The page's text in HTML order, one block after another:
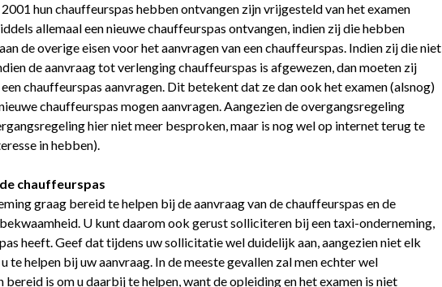
hun chauffeurspas hebben ontvangen zijn vrijgesteld van het examen
allemaal een nieuwe chauffeurspas ontvangen, indien zij die hebben
de overige eisen voor het aanvragen van een chauffeurspas. Indien zij die niet
de aanvraag tot verlenging chauffeurspas is afgewezen, dan moeten zij
chauffeurspas aanvragen. Dit betekent dat ze dan ook het examen (alsnog)
chauffeurspas mogen aanvragen. Aangezien de overgangsregeling
hier niet meer besproken, maar is nog wel op internet terug te
in hebben).
chauffeurspas
graag bereid te helpen bij de aanvraag van de chauffeurspas en de
U kunt daarom ook gerust solliciteren bij een taxi-onderneming,
heeft. Geef dat tijdens uw sollicitatie wel duidelijk aan, aangezien niet elk
helpen bij uw aanvraag. In de meeste gevallen zal men echter wel
is om u daarbij te helpen, want de opleiding en het examen is niet